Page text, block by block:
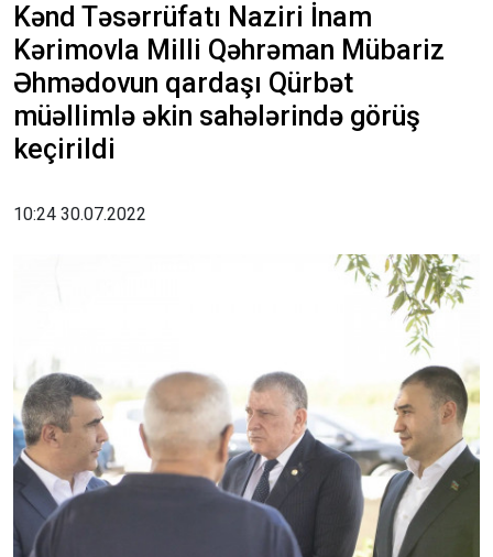
Kənd Təsərrüfatı Naziri İnam
Kərimovla Milli Qəhrəman Mübariz
Əhmədovun qardaşı Qürbət
müəllimlə əkin sahələrində görüş
keçirildi
10:24 30.07.2022